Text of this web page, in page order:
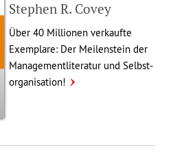
Stephen R. Covey
Über 40 Millionen verkaufte
Exemplare: Der Meilen­stein der
Mana­ge­ment­li­te­ratur und Selbst­
or­ga­ni­sa­tion!